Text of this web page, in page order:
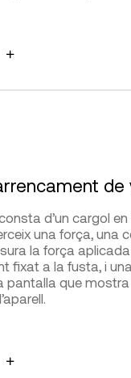
de la fusta,
de primavera,
zones ocultes
mètodes visuals
vàries
poder detectar
de
d’un cargol
una força, una
la força
fixat a la fusta, i
pantalla que
de la fusta.